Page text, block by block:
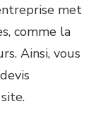
met
comme la
Ainsi, vous